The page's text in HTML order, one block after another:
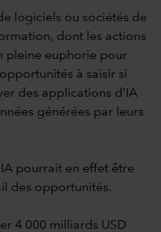
logiciels ou sociétés de
dont les actions
pleine euphorie pour
à saisir si
des applications d’IA
générées par leurs
pourrait en effet être
des opportunités.
4 000 milliards USD